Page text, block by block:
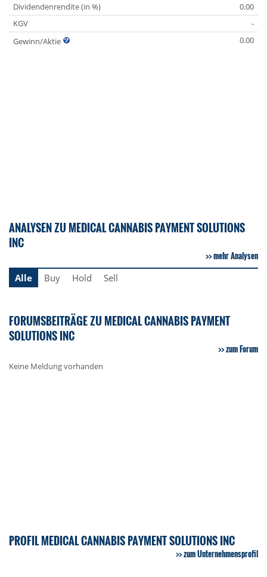
Dividendenrendite (in %)
0.00
KGV
-
Gewinn/Aktie
0.00
ANALYSEN ZU MEDICAL CANNABIS PAYMENT SOLUTIONS
INC
mehr Analysen
Alle
Buy Hold Sell
FORUMSBEITRÄGE ZU MEDICAL CANNABIS PAYMENT
SOLUTIONS INC
zum Forum
Keine Meldung vorhanden
PROFIL MEDICAL CANNABIS PAYMENT SOLUTIONS INC
zum Unternehmensprofil